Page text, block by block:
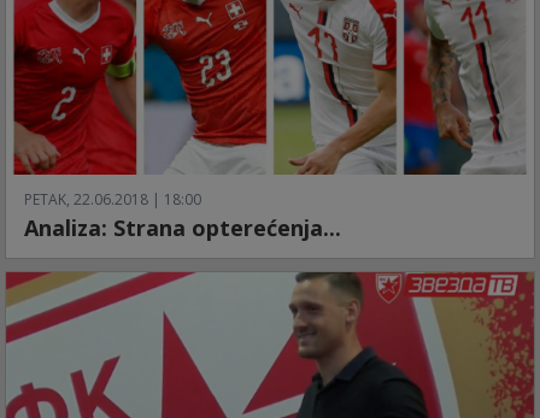
PETAK, 22.06.2018 | 18:00
Analiza: Strana opterećenja...